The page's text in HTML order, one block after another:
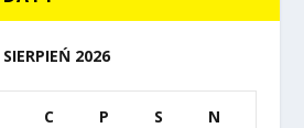
SIERPIEŃ 2026
C P S N